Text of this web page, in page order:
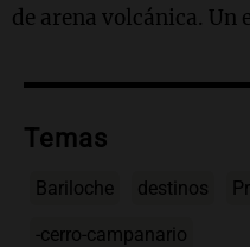
de arena volcánica. Un
Temas
Bariloche destinos
-cerro-campanario